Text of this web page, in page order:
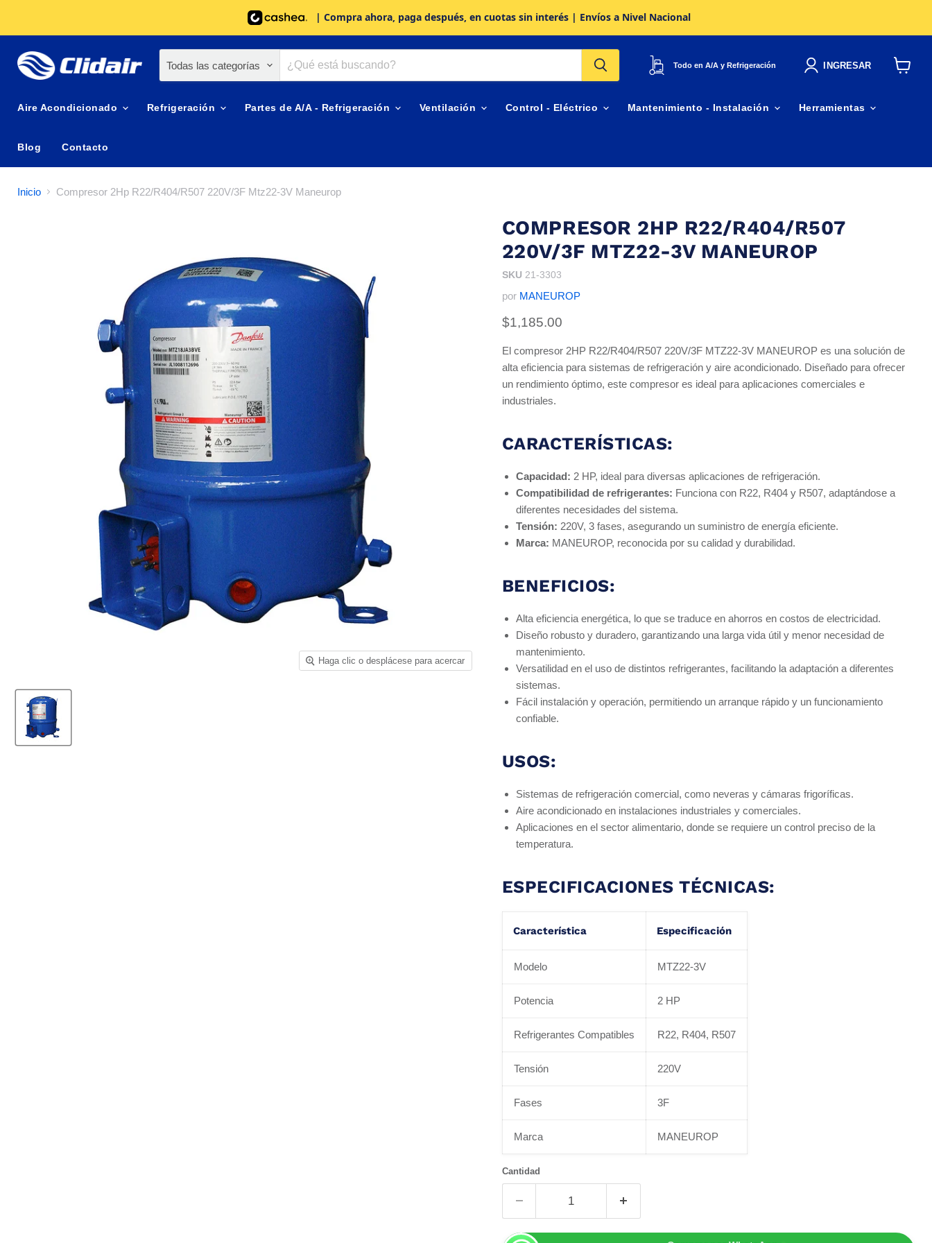
| Compra ahora, paga después, en cuotas sin interés | Envíos a Nivel Nacional
Todas las categorías Todo en A/A y Refrigeración INGRESAR
Aire Acondicionado Refrigeración Partes de A/A - Refrigeración Ventilación Control - Eléctrico Mantenimiento - Instalación Herramientas
Blog Contacto
Inicio Compresor 2Hp R22/R404/R507 220V/3F Mtz22-3V Maneurop
Haga clic o desplácese para acercar
COMPRESOR 2HP R22/R404/R507
220V/3F MTZ22-3V MANEUROP
SKU 21-3303
por MANEUROP
Precio actual
$1,185.00
El compresor 2HP R22/R404/R507 220V/3F MTZ22-3V MANEUROP es una solución de
alta eficiencia para sistemas de refrigeración y aire acondicionado. Diseñado para ofrecer
un rendimiento óptimo, este compresor es ideal para aplicaciones comerciales e
industriales.
CARACTERÍSTICAS:
Capacidad: 2 HP, ideal para diversas aplicaciones de refrigeración.
Compatibilidad de refrigerantes: Funciona con R22, R404 y R507, adaptándose a
diferentes necesidades del sistema.
Tensión: 220V, 3 fases, asegurando un suministro de energía eficiente.
Marca: MANEUROP, reconocida por su calidad y durabilidad.
BENEFICIOS:
Alta eficiencia energética, lo que se traduce en ahorros en costos de electricidad.
Diseño robusto y duradero, garantizando una larga vida útil y menor necesidad de
mantenimiento.
Versatilidad en el uso de distintos refrigerantes, facilitando la adaptación a diferentes
sistemas.
Fácil instalación y operación, permitiendo un arranque rápido y un funcionamiento
confiable.
USOS:
Sistemas de refrigeración comercial, como neveras y cámaras frigoríficas.
Aire acondicionado en instalaciones industriales y comerciales.
Aplicaciones en el sector alimentario, donde se requiere un control preciso de la
temperatura.
ESPECIFICACIONES TÉCNICAS:
Característica Especificación
Modelo MTZ22-3V
Potencia 2 HP
Refrigerantes Compatibles R22, R404, R507
Tensión 220V
Fases 3F
Marca MANEUROP
Cantidad